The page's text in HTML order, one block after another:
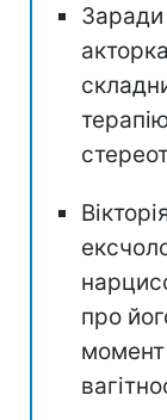
про